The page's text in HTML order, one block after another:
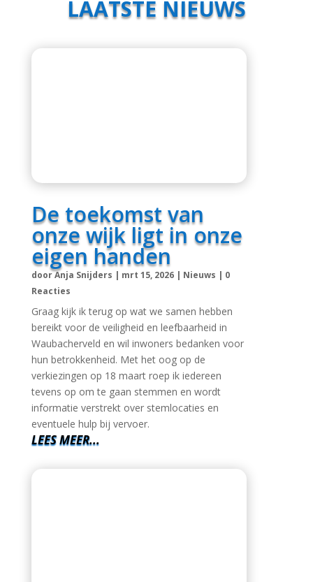
LAATSTE NIEUWS
De toekomst van
onze wijk ligt in onze
eigen handen
doorAnja Snijders | mrt 15, 2026| Nieuws | 0
Reacties
Graag kijk ik terug op wat we samen hebben
bereikt voor de veiligheid en leefbaarheid in
Waubacherveld en wil inwoners bedanken voor
hun betrokkenheid. Met het oog op de
verkiezingen op 18 maart roep ik iedereen
tevens op om te gaan stemmen en wordt
informatie verstrekt over stemlocaties en
eventuele hulp bij vervoer.
LEES MEER...